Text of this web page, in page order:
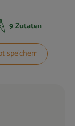
9 Zutaten
speichern